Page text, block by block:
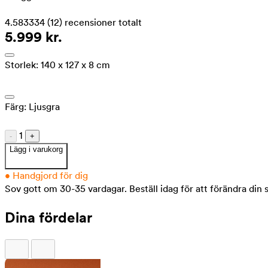
4.583334 (12) recensioner totalt
5.999 kr.
Storlek: 140 x 127 x 8 cm
Färg: Ljusgra
- 1
+
Lägg i varukorg
• Handgjord för dig
Sov gott om 30-35 vardagar. Beställ idag för att förändra din
Dina fördelar